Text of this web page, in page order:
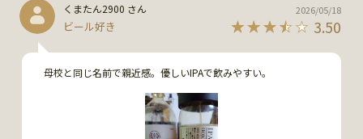
くまたん2900 さん
ビール好き 3.50
2026/05/18
母校と同じ名前で親近感。優しいIPAで飲みやすい。